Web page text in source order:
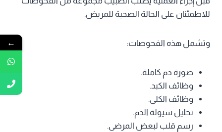
للاطمئنان على الحالة الصحية للمريض.
وتشمل هذه الفحوصات:
صورة دم كاملة.
وظائف الكبد.
وظائف الكلى.
تحليل سيولة الدم.
رسم قلب لبعض المرضى.
←